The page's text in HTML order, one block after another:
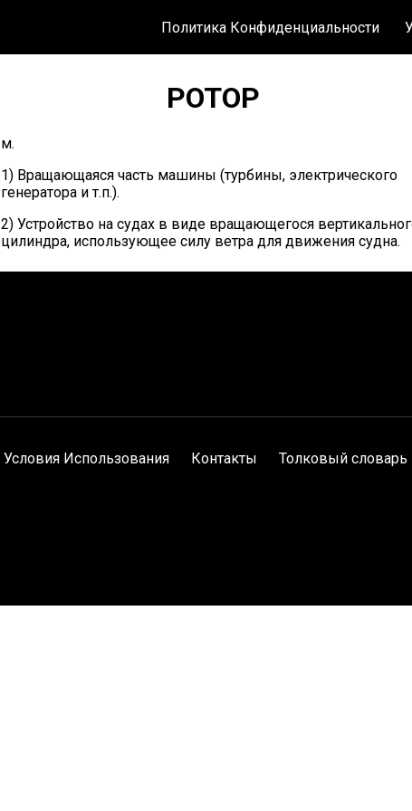
Политика Конфиденциальности
РОТОР
м.
1) Вращающаяся часть машины (турбины, электрического
генератора и т.п.).
2) Устройство на судах в виде вращающегося
цилиндра, использующее силу ветра для движения судна.
Условия Использования Контакты Толковый словарь